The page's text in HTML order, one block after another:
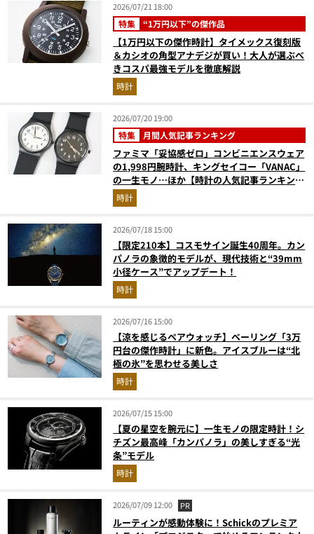
2026/07/21 18:00
特集 “1万円以下”の傑作品
【1万円以下の傑作時計】タイメックス復刻版
＆カシオの角型アナデジが買い！大人が選ぶべ
きコスパ最強モデルを徹底解説
時計
2026/07/20 19:00
特集 月間人気記事ランキング
ファミマ「妥協感ゼロ」コンビニエンスウェア
の1,998円腕時計、キングセイコー「VANAC」
の一生モノ…ほか【時計の人気記事ランキング
ベスト3】（2026年6月版）
時計
2026/07/18 15:00
【限定210本】コスモサイン誕生40周年。カン
パノラの象徴的モデルが、現代技術と“39mm
小径ケース”でアップデート！
時計
2026/07/16 15:00
【涼を感じるペアウォッチ】ベーリング「3万
円台の傑作時計」に新色。アイスブルーは“北
極の氷”を思わせる美しさ
時計
2026/07/15 15:00
【夏の星空を腕元に】一生モノの限定時計！シ
チズン最高峰「カンパノラ」の美しすぎる“光
条”モデル
時計
2026/07/09 12:00 PR
ルーティンが感動体験に！Schickのプレミア